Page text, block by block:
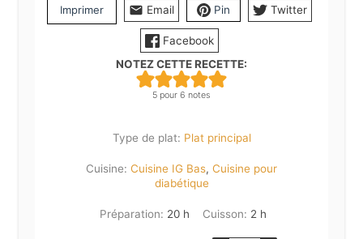
Imprimer Email Pin Twitter
Facebook
NOTEZ CETTE RECETTE:
5 pour 6 notes
Type de plat: Plat principal
Cuisine: Cuisine IG Bas, Cuisine pour
diabétique
Préparation: 20heures
h Cuisson: 2 heures
h